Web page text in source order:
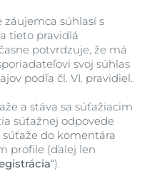
súhlasí s
tieto pravidlá
potvrdzuje, že má
svoj súhlas
podľa čl. VI. pravidiel.
a stáva sa súťažiacim
súťažnej odpovede
do komentára
profile (ďalej len
“).